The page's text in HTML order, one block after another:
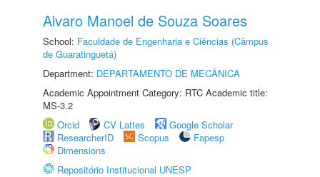
Alvaro Manoel de Souza Soares
School: Faculdade de Engenharia e Ciências (Câmpus
de Guaratinguetá)
Department: DEPARTAMENTO DE MECÂNICA
Academic Appointment Category: RTC Academic title:
MS-3.2
Orcid
CV Lattes
Google Scholar
ResearcherID
Scopus
Fapesp
Dimensions
Repositório Institucional UNESP